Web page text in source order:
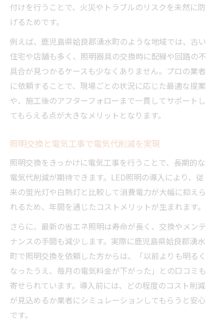
付けを行うことで、火災やトラブルのリスクを未然に防
げるためです。
例えば、鹿児島県姶良郡湧水町のような地域では、古い
住宅や店舗も多く、照明器具の交換時に配線や回路の不
具合が見つかるケースも少なくありません。プロの業者
に依頼することで、現場ごとの状況に応じた最適な提案
や、施工後のアフターフォローまで一貫してサポートし
てもらえる点が大きなメリットとなります。
照明交換と電気工事で電気代削減を実現
照明交換をきっかけに電気工事を行うことで、長期的な
電気代削減が期待できます。LED照明の導入により、従
来の蛍光灯や白熱灯と比較して消費電力が大幅に抑えら
れるため、年間を通じたコストメリットが生まれます。
さらに、最新の省エネ照明は寿命が長く、交換やメンテ
ナンスの手間も減少します。実際に鹿児島県姶良郡湧水
町で照明交換を依頼した方からは、「以前よりも明るく
なったうえ、毎月の電気料金が下がった」との口コミも
寄せられています。導入前には、どの程度のコスト削減
が見込めるか業者にシミュレーションしてもらうと安心
です。